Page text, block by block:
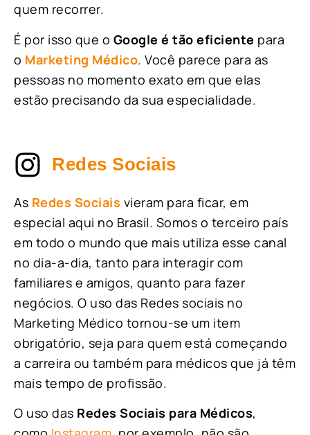
quem recorrer.
É por isso que o Google é tão eficiente para
o Marketing Médico. Você parece para as
pessoas no momento exato em que elas
estão precisando da sua especialidade.
Redes Sociais
As Redes Sociais vieram para ficar, em
especial aqui no Brasil. Somos o terceiro país
em todo o mundo que mais utiliza esse canal
no dia-a-dia, tanto para interagir com
familiares e amigos, quanto para fazer
negócios. O uso das Redes sociais no
Marketing Médico tornou-se um item
obrigatório, seja para quem está começando
a carreira ou também para médicos que já têm
mais tempo de profissão.
O uso das Redes Sociais para Médicos,